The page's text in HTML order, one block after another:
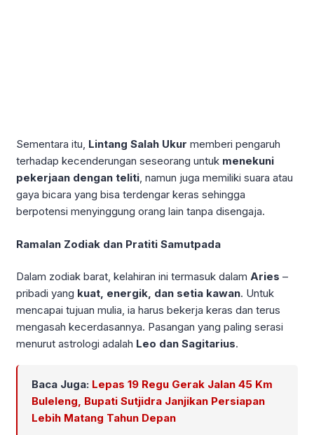
Sementara itu, Lintang Salah Ukur memberi pengaruh
terhadap kecenderungan seseorang untuk menekuni
pekerjaan dengan teliti, namun juga memiliki suara atau
gaya bicara yang bisa terdengar keras sehingga
berpotensi menyinggung orang lain tanpa disengaja.
Ramalan Zodiak dan Pratiti Samutpada
Dalam zodiak barat, kelahiran ini termasuk dalam Aries –
pribadi yang kuat, energik, dan setia kawan. Untuk
mencapai tujuan mulia, ia harus bekerja keras dan terus
mengasah kecerdasannya. Pasangan yang paling serasi
menurut astrologi adalah Leo dan Sagitarius.
Baca Juga: Lepas 19 Regu Gerak Jalan 45 Km
Buleleng, Bupati Sutjidra Janjikan Persiapan
Lebih Matang Tahun Depan